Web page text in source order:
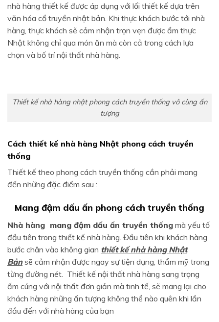
nhà hàng thiết kế được áp dụng với lối thiết kế dựa trên
văn hóa cổ truyền nhật bản. Khi thực khách bước tới nhà
hàng, thực khách sẽ cảm nhận trọn vẹn được ẩm thực
Nhật không chỉ qua món ăn mà còn cả trong cách lựa
chọn và bố trí nội thất nhà hàng.
Thiết kế nhà hàng nhật phong cách truyền thống vô cùng ấn
tượng
Cách thiết kế nhà hàng Nhật phong cách truyền
thống
Thiết kế theo phong cách truyền thống cần phải mang
đến những đặc điểm sau :
Mang đậm dấu ấn phong cách truyền thống
Nhà hàng mang đậm dấu ấn truyền thống mà yếu tố
đầu tiên trong thiết kế nhà hàng. Đầu tiên khi khách hàng
bước chân vào không gian thiết kế nhà hàng Nhật
Bảnsẽ cảm nhận được ngay sự tiện dụng, thẩm mỹ trong
từng đường nét. Thiết kế nội thất nhà hàng sang trọng
ấm cúng với nội thất đơn giản mà tinh tế, sẽ mang lại cho
khách hàng những ấn tượng không thể nào quên khi lần
đầu đến với nhà hàng của bạn